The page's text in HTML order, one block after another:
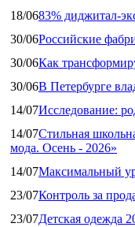
18/0683%
30/06Российские
30/06Как
30/06В Петербурге
14/07Исследование:
14/07Стильная
мода. Осень - 2026»
14/07Максимальный
23/07Контроль за
23/07Детская одежда